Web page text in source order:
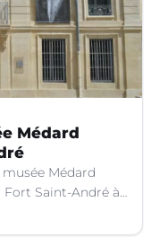
Médard
Médard
Saint-André à